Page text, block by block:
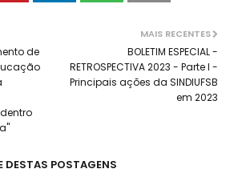
MAIS RECENTES
BOLETIM ESPECIAL -
RETROSPECTIVA 2023 - Parte I -
Principais ações da SINDIUFSB
em 2023
de
DESTAS POSTAGENS